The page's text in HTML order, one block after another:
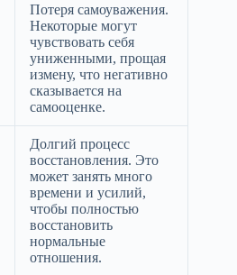
Потеря самоуважения.
Некоторые могут
чувствовать себя
униженными, прощая
измену, что негативно
сказывается на
самооценке.
Долгий процесс
восстановления. Это
может занять много
времени и усилий,
чтобы полностью
восстановить
нормальные
отношения.